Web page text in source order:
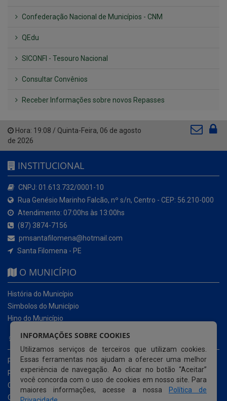
Confederação Nacional de Municípios - CNM
QEdu
SICONFI - Tesouro Nacional
Consultar Convênios
Receber Informações sobre novos Repasses
Hora: 19:08 / Quinta-Feira, 06 de agosto
de 2026
INSTITUCIONAL
CNPJ: 01.613.732/0001-10
Rua Genésio Marinho Falcão, nº s/n, Centro - CEP: 56.210-000
Atendimento: 07:00hs às 13:00hs
(87) 3874-7156
pmsantafilomena@hotmail.com
Santa Filomena - PE
O MUNICÍPIO
História do Município
Simbolos do Município
Hino do Município
NOSSOS SERVIÇOS
Portal da Transparência
Portal da Transparência da COVID-19
Cartas de Serviços ao Usuário
Ouvidoria Municipal
INFORMAÇÕES SOBRE COOKIES
Utilizamos serviços de terceiros que utilizam cookies.
Essas ferramentas nos ajudam a oferecer uma melhor
experiência de navegação. Ao clicar no botão “Aceitar”
você concorda com o uso de cookies em nosso site. Para
maiores informações, acesse a nossa
Política de